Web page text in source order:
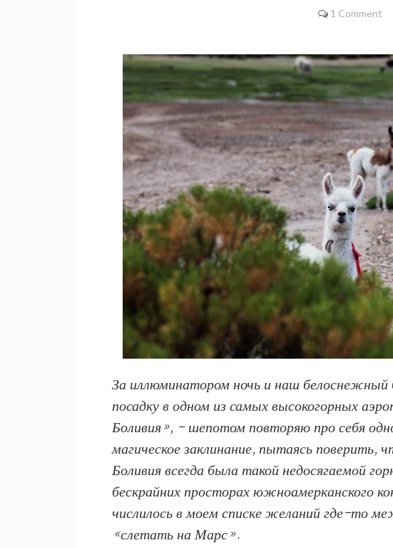
1 Comment
За иллюминатором ночь и наш белоснежный
посадку в одном из самых высокогорных
Боливия», - шепотом повторяю про себя
магическое заклинание, пытаясь поверить,
Боливия всегда была такой недосягаемой
бескрайних просторах южноамерканского
числилось в моем списке желаний где-то
«слетать на Марс».